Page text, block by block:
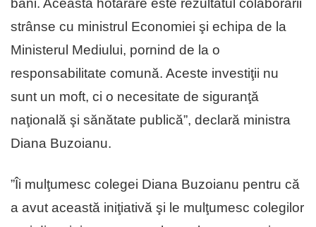
strânse cu ministrul Economiei şi echipa de la
Ministerul Mediului, pornind de la o
responsabilitate comună. Aceste investiţii nu
sunt un moft, ci o necesitate de siguranţă
naţională şi sănătate publică”, declară ministra
Diana Buzoianu.
”Îi mulţumesc colegei Diana Buzoianu pentru că
a avut această iniţiativă şi le mulţumesc colegilor